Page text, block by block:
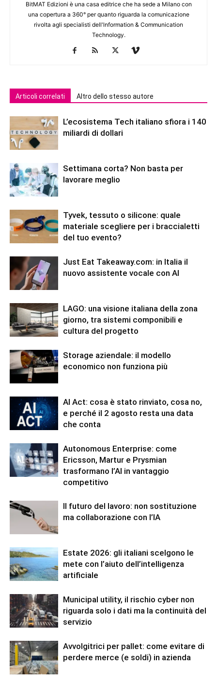
BitMAT Edizioni è una casa editrice che ha sede a Milano con
una copertura a 360° per quanto riguarda la comunicazione
rivolta agli specialisti dell'lnformation & Communication
Technology.
Articoli correlati Altro dello stesso autore
L’ecosistema Tech italiano sfiora i 140
miliardi di dollari
Settimana corta? Non basta per
lavorare meglio
Tyvek, tessuto o silicone: quale
materiale scegliere per i braccialetti
del tuo evento?
Just Eat Takeaway.com: in Italia il
nuovo assistente vocale con AI
LAGO: una visione italiana della zona
giorno, tra sistemi componibili e
cultura del progetto
Storage aziendale: il modello
economico non funziona più
AI Act: cosa è stato rinviato, cosa no,
e perché il 2 agosto resta una data
che conta
Autonomous Enterprise: come
Ericsson, Martur e Prysmian
trasformano l’AI in vantaggio
competitivo
Il futuro del lavoro: non sostituzione
ma collaborazione con l’IA
Estate 2026: gli italiani scelgono le
mete con l’aiuto dell’intelligenza
artificiale
Municipal utility, il rischio cyber non
riguarda solo i dati ma la continuità del
servizio
Avvolgitrici per pallet: come evitare di
perdere merce (e soldi) in azienda